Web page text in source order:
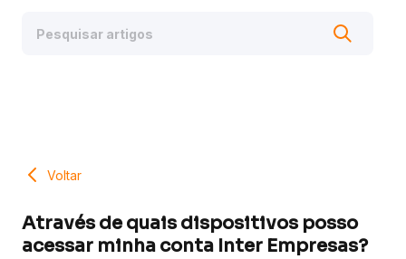
Voltar
Através de quais dispositivos posso
acessar minha conta Inter Empresas?